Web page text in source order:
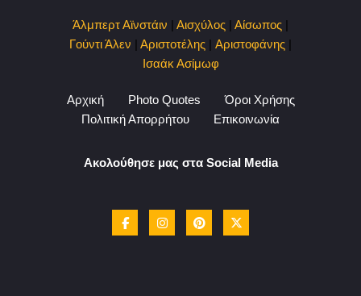
Άλμπερτ Αϊνστάιν | Αισχύλος | Αίσωπος |
Γούντι Άλεν | Αριστοτέλης | Αριστοφάνης |
Ισαάκ Ασίμωφ
Αρχική Photo Quotes
Όροι Χρήσης
Πολιτική Απορρήτου
Επικοινωνία
Ακολούθησε μας στα Social Media